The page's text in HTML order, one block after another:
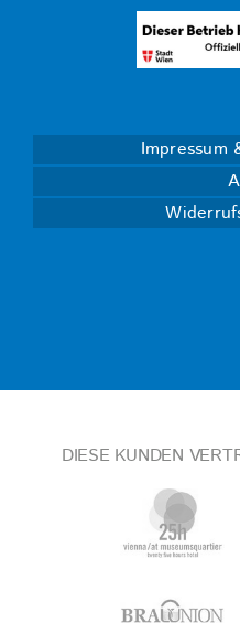
Impressum
DIESE KUNDEN